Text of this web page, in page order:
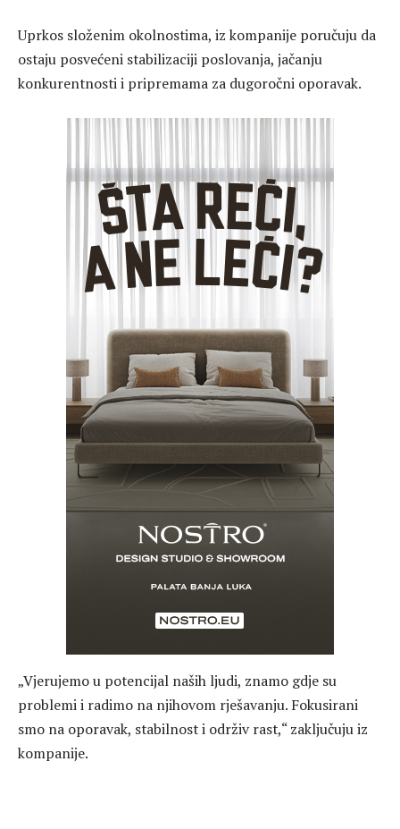
Uprkos složenim okolnostima, iz kompanije poručuju da
ostaju posvećeni stabilizaciji poslovanja, jačanju
konkurentnosti i pripremama za dugoročni oporavak.
„Vjerujemo u potencijal naših ljudi, znamo gdje su
problemi i radimo na njihovom rješavanju. Fokusirani
smo na oporavak, stabilnost i održiv rast,“ zaključuju iz
kompanije.